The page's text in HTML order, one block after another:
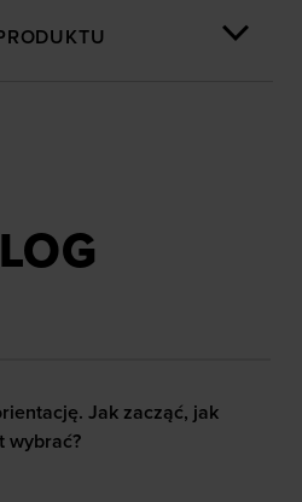
orientację. Jak zacząć, jak
Jak zacząć, jak
wybrać?